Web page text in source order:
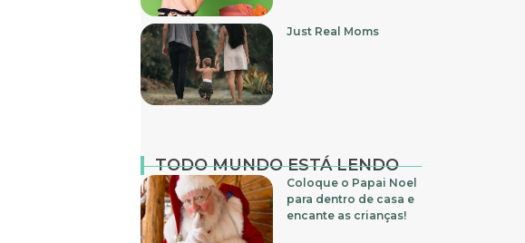
Just Real Moms
TODO MUNDO ESTÁ LENDO
Coloque o Papai Noel
para dentro de casa e
encante as crianças!